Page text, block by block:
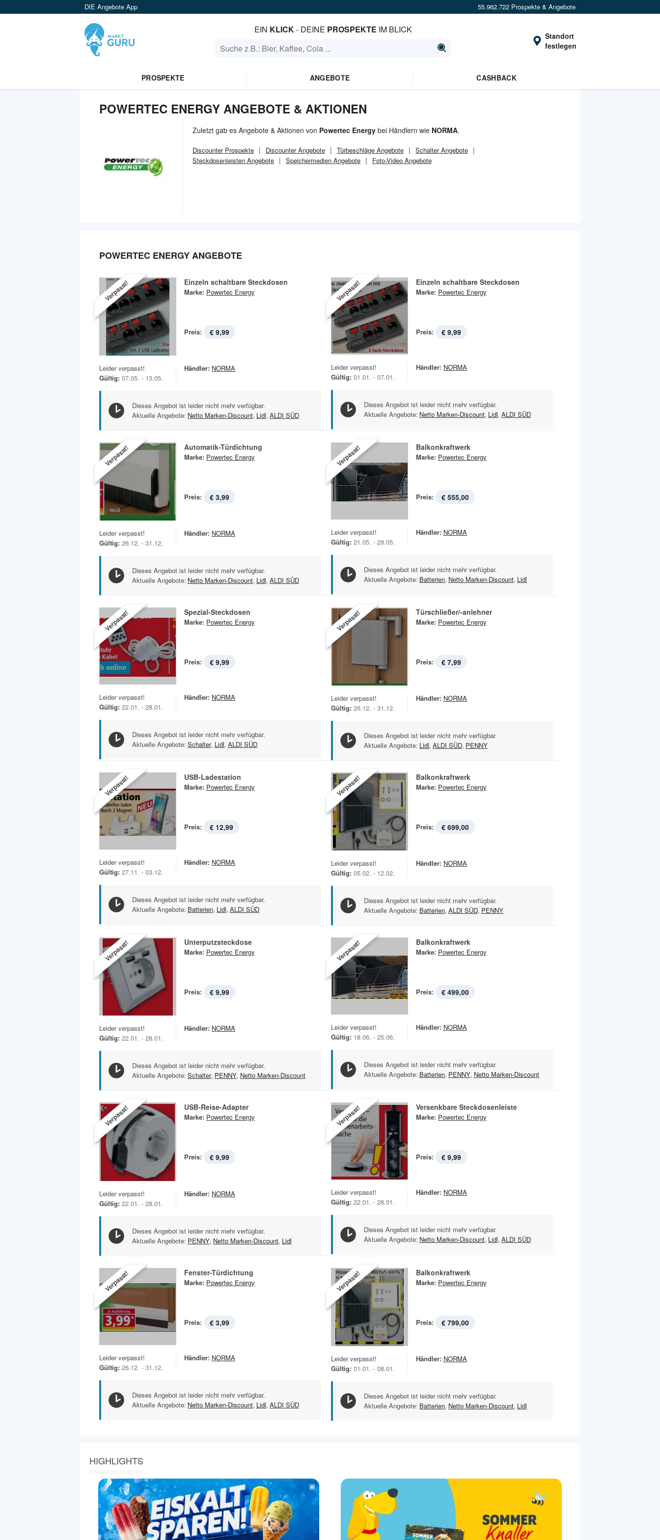
DIE Angebote App 55.962.722 Prospekte & Angebote
EIN KLICK- DEINE PROSPEKTE IM BLICK
Standort
festlegen
PROSPEKTE ANGEBOTE CASHBACK
POWERTEC ENERGY ANGEBOTE & AKTIONEN
Zuletzt gab es Angebote & Aktionen von Powertec Energy bei Händlern wie NORMA.
DiscounterProspekte DiscounterAngebote Türbeschläge Angebote
Schalter Angebote
Steckdosenleisten Angebote
Speichermedien Angebote Foto-Video Angebote
POWERTEC ENERGY ANGEBOTE
Verpasst! Einzeln schaltbare Steckdosen
Marke: Powertec Energy
Preis: € 9,99
Leider verpasst!
Gültig: 07.05. - 13.05.
Händler: NORMA
Dieses Angebot ist leider nicht mehr verfügbar.
Aktuelle Angebote: Netto Marken-Discount, Lidl, ALDI SÜD
Verpasst! Einzeln schaltbare Steckdosen
Marke: Powertec Energy
Preis: € 9,99
Leider verpasst!
Gültig: 01.01. - 07.01.
Händler: NORMA
Dieses Angebot ist leider nicht mehr verfügbar.
Aktuelle Angebote: Netto Marken-Discount, Lidl, ALDI SÜD
Verpasst! Automatik-Türdichtung
Marke: Powertec Energy
Preis: € 3,99
Leider verpasst!
Gültig: 26.12. - 31.12.
Händler: NORMA
Dieses Angebot ist leider nicht mehr verfügbar.
Aktuelle Angebote: Netto Marken-Discount, Lidl, ALDI SÜD
Verpasst! Balkonkraftwerk
Marke: Powertec Energy
Preis: € 555,00
Leider verpasst!
Gültig: 21.05. - 28.05.
Händler: NORMA
Dieses Angebot ist leider nicht mehr verfügbar.
Aktuelle Angebote: Batterien, Netto Marken-Discount, Lidl
Verpasst! Spezial-Steckdosen
Marke: Powertec Energy
Preis: € 9,99
Leider verpasst!
Gültig: 22.01. - 28.01.
Händler: NORMA
Dieses Angebot ist leider nicht mehr verfügbar.
Aktuelle Angebote: Schalter, Lidl, ALDI SÜD
Verpasst! Türschließer/-anlehner
Marke: Powertec Energy
Preis: € 7,99
Leider verpasst!
Gültig: 26.12. - 31.12.
Händler: NORMA
Dieses Angebot ist leider nicht mehr verfügbar.
Aktuelle Angebote: Lidl, ALDI SÜD, PENNY
Verpasst! USB-Ladestation
Marke: Powertec Energy
Preis: € 12,99
Leider verpasst!
Gültig: 27.11. - 03.12.
Händler: NORMA
Dieses Angebot ist leider nicht mehr verfügbar.
Aktuelle Angebote: Batterien, Lidl, ALDI SÜD
Verpasst! Balkonkraftwerk
Marke: Powertec Energy
Preis: € 699,00
Leider verpasst!
Gültig: 05.02. - 12.02.
Händler: NORMA
Dieses Angebot ist leider nicht mehr verfügbar.
Aktuelle Angebote: Batterien, ALDI SÜD, PENNY
Verpasst! Unterputzsteckdose
Marke: Powertec Energy
Preis: € 9,99
Leider verpasst!
Gültig: 22.01. - 28.01.
Händler: NORMA
Dieses Angebot ist leider nicht mehr verfügbar.
Aktuelle Angebote: Schalter, PENNY, Netto Marken-Discount
Verpasst! Balkonkraftwerk
Marke: Powertec Energy
Preis: € 499,00
Leider verpasst!
Gültig: 18.06. - 25.06.
Händler: NORMA
Dieses Angebot ist leider nicht mehr verfügbar.
Aktuelle Angebote: Batterien, PENNY, Netto Marken-Discount
Verpasst! USB-Reise-Adapter
Marke: Powertec Energy
Preis: € 9,99
Leider verpasst!
Gültig: 22.01. - 28.01.
Händler: NORMA
Dieses Angebot ist leider nicht mehr verfügbar.
Aktuelle Angebote: PENNY, Netto Marken-Discount, Lidl
Verpasst! Versenkbare Steckdosenleiste
Marke: Powertec Energy
Preis: € 9,99
Leider verpasst!
Gültig: 22.01. - 28.01.
Händler: NORMA
Dieses Angebot ist leider nicht mehr verfügbar.
Aktuelle Angebote: Netto Marken-Discount, Lidl, ALDI SÜD
Verpasst! Fenster-Türdichtung
Marke: Powertec Energy
Preis: € 3,99
Leider verpasst!
Gültig: 26.12. - 31.12.
Händler: NORMA
Dieses Angebot ist leider nicht mehr verfügbar.
Aktuelle Angebote: Netto Marken-Discount, Lidl, ALDI SÜD
Verpasst! Balkonkraftwerk
Marke: Powertec Energy
Preis: € 799,00
Leider verpasst!
Gültig: 01.01. - 08.01.
Händler: NORMA
Dieses Angebot ist leider nicht mehr verfügbar.
Aktuelle Angebote: Batterien, Netto Marken-Discount, Lidl
HIGHLIGHTS